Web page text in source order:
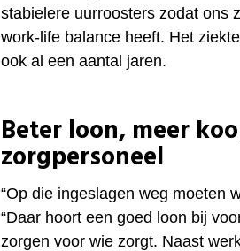
stabielere uurroosters zodat ons
work-life balance heeft. Het
ook al een aantal jaren.
Beter loon, meer
zorgpersoneel
“Op die ingeslagen weg moeten
“Daar hoort een goed loon bij
zorgen voor wie zorgt. Naast